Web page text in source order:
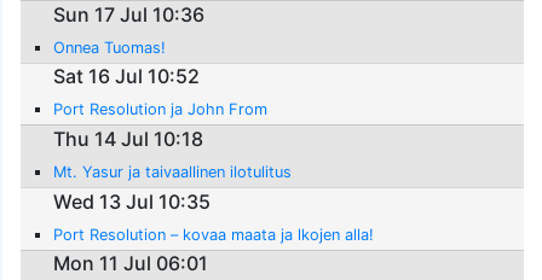
Sun 17 Jul 10:36
Onnea Tuomas!
Sat 16 Jul 10:52
Port Resolution ja John From
Thu 14 Jul 10:18
Mt. Yasur ja taivaallinen ilotulitus
Wed 13 Jul 10:35
Port Resolution – kovaa maata ja lkojen alla!
Mon 11 Jul 06:01